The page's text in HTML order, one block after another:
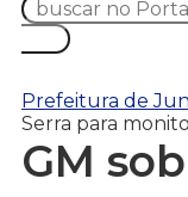
Prefeitura de
Serra para
GM